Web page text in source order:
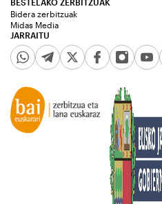
JARRAITU
BESTELAKO ZERBITZUAK
Bidera zerbitzuak
Midas Media